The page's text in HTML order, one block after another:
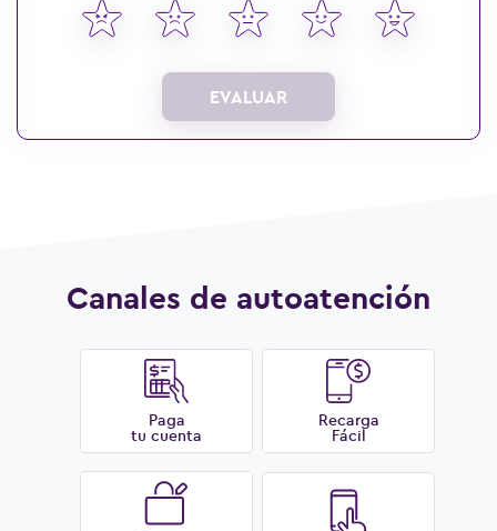
EVALUAR
Canales de autoatención
Paga
tu cuenta
Recarga
Fácil